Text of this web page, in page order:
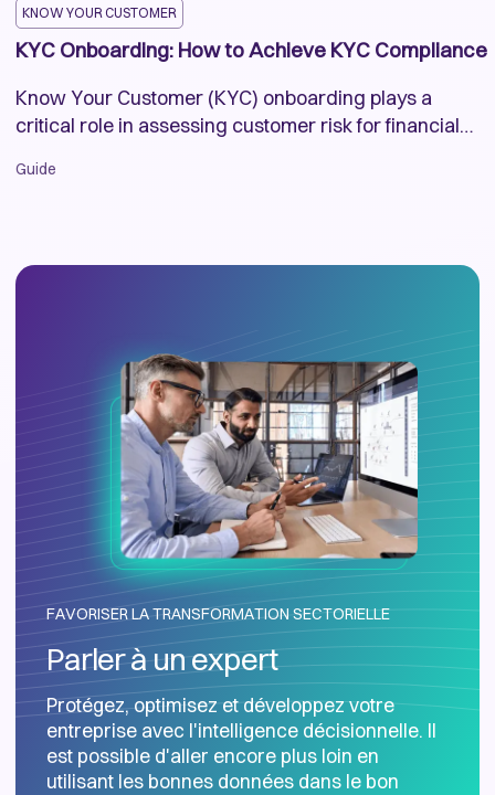
KNOW YOUR CUSTOMER
KYC Onboarding: How to Achieve KYC Compliance
Know Your Customer (KYC) onboarding plays a
critical role in assessing customer risk for financial
onboarding process in this guide to achieve KYC
Guide
FAVORISER LA TRANSFORMATION SECTORIELLE
Parler à un expert
Protégez, optimisez et développez votre
entreprise avec l'intelligence décisionnelle. Il
est possible d'aller encore plus loin en
utilisant les bonnes données dans le bon